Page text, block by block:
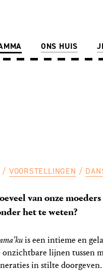
ONS HUIS
VOORSTELLINGEN
van onze
het te weten?
is een intieme en
onzichtbare lijnen tussen
in stilte